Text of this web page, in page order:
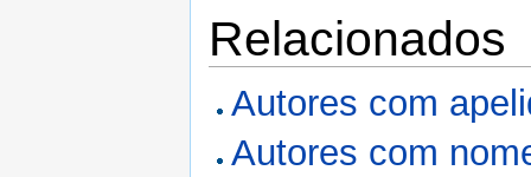
Relacionados
Autores com
Autores com